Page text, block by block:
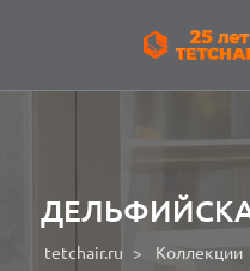
tetchair.ru Коллекции